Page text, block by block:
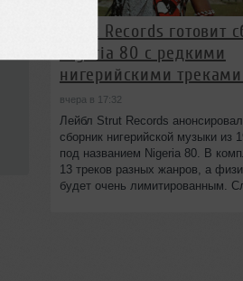
Strut Records готовит
Nigeria 80 с редкими
нигерийскими
вчера в 17:32
Лейбл Strut Records
сборник нигерийской музыки из
под названием Nigeria 80. В
13 треков разных жанров, а
будет очень лимитированным.